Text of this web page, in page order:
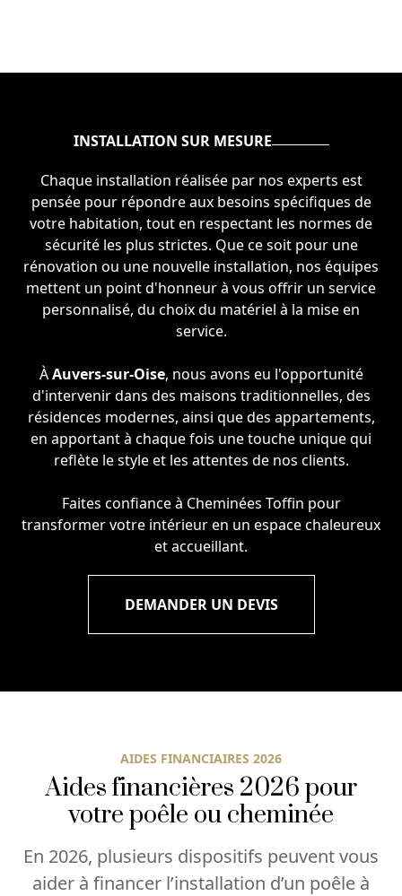
INSTALLATION SUR MESURE
Chaque installation réalisée par nos experts est
pensée pour répondre aux besoins spécifiques de
votre habitation, tout en respectant les normes de
sécurité les plus strictes. Que ce soit pour une
rénovation ou une nouvelle installation, nos équipes
mettent un point d'honneur à vous offrir un service
personnalisé, du choix du matériel à la mise en
service.
ÀAuvers-sur-Oise, nous avons eu l'opportunité
d'intervenir dans des maisons traditionnelles, des
résidences modernes, ainsi que des appartements,
en apportant à chaque fois une touche unique qui
reflète le style et les attentes de nos clients.
Faites confiance à Cheminées Toffin pour
transformer votre intérieur en un espace chaleureux
et accueillant.
DEMANDER UN DEVIS
AIDES FINANCIAIRES 2026
Aides financières 2026 pour
votre poêle ou cheminée
En 2026, plusieurs dispositifs peuvent vous
aider à financer l’installation d’un poêle à